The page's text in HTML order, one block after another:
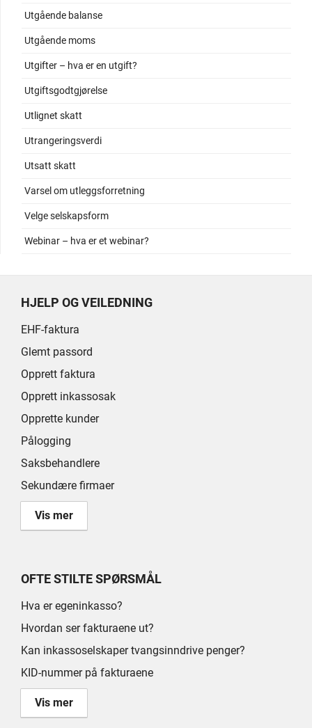
Utgående balanse
Utgående moms
Utgifter – hva er en utgift?
Utgiftsgodtgjørelse
Utlignet skatt
Utrangeringsverdi
Utsatt skatt
Varsel om utleggsforretning
Velge selskapsform
Webinar – hva er et webinar?
HJELP OG VEILEDNING
EHF-faktura
Glemt passord
Opprett faktura
Opprett inkassosak
Opprette kunder
Pålogging
Saksbehandlere
Sekundære firmaer
Vis mer
OFTE STILTE SPØRSMÅL
Hva er egeninkasso?
Hvordan ser fakturaene ut?
Kan inkassoselskaper tvangsinndrive penger?
KID-nummer på fakturaene
Vis mer